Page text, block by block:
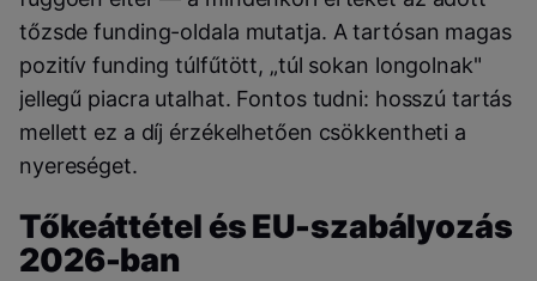
tőzsde funding-oldala mutatja. A tartósan magas
pozitív funding túlfűtött, „túl sokan longolnak"
jellegű piacra utalhat. Fontos tudni: hosszú tartás
mellett ez a díj érzékelhetően csökkentheti a
nyereséget.
Tőkeáttétel és EU-szabályozás
2026-ban